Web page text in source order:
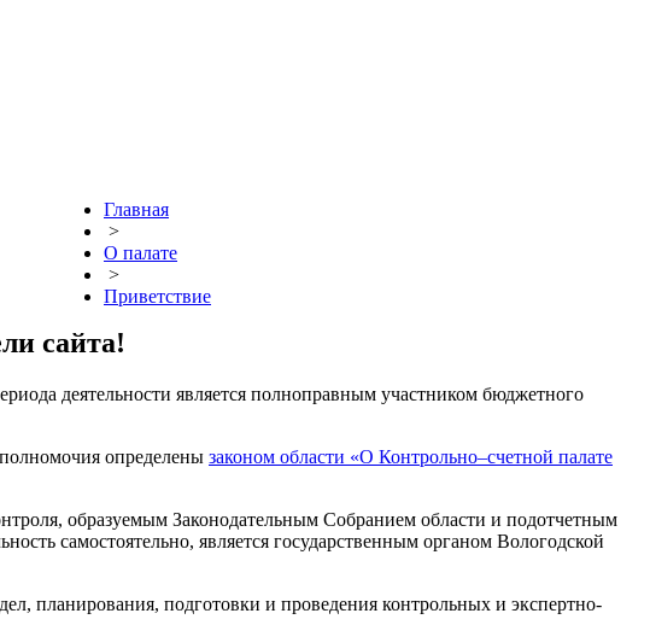
Главная
>
О палате
>
Приветствие
сайта!
деятельности является полноправным участником бюджетного
определены законом области «О Контрольно–счетной палате
образуемым Законодательным Собранием области и подотчетным
самостоятельно, является государственным органом Вологодской
планирования, подготовки и проведения контрольных и экспертно-